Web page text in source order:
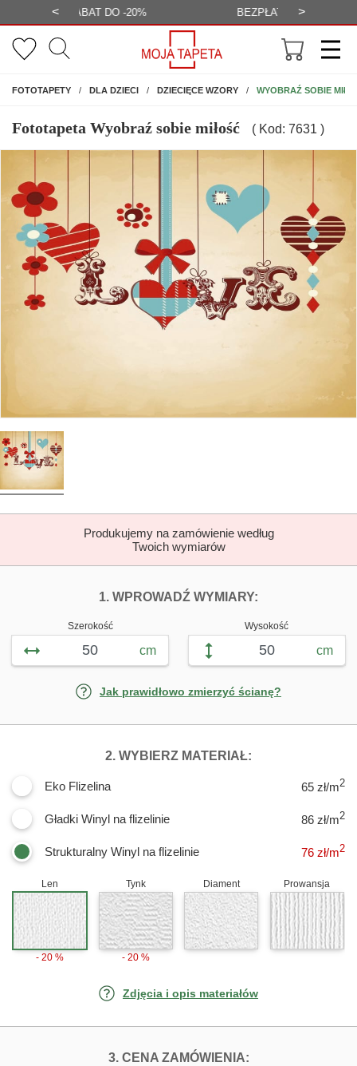
< BEZPŁATNA WIZUALIZACJA >
FOTOTAPETYNA ŚCIANĘ
DLA DZIECI DZIECIĘCE WZORY WYOBRAŹ SOBIE
Fototapeta Wyobraź sobie miłość ( Kod: 7631 )
Produkujemy na zamówienie według
Twoich wymiarów
1. WPROWADŹ WYMIARY:
Szerokość
cm
Wysokość
cm
Jak prawidłowo zmierzyć ścianę?
2. WYBIERZ MATERIAŁ:
Eko Flizelina 65 zł/m2
Gładki Winyl na flizelinie 86 zł/m2
Strukturalny Winyl na flizelinie 76 zł/m2
Len
- 20 %
Tynk
- 20 %
Diament Prowansja
Zdjęcia i opis materiałów
3. CENA ZAMÓWIENIA:FOTOTAPETY